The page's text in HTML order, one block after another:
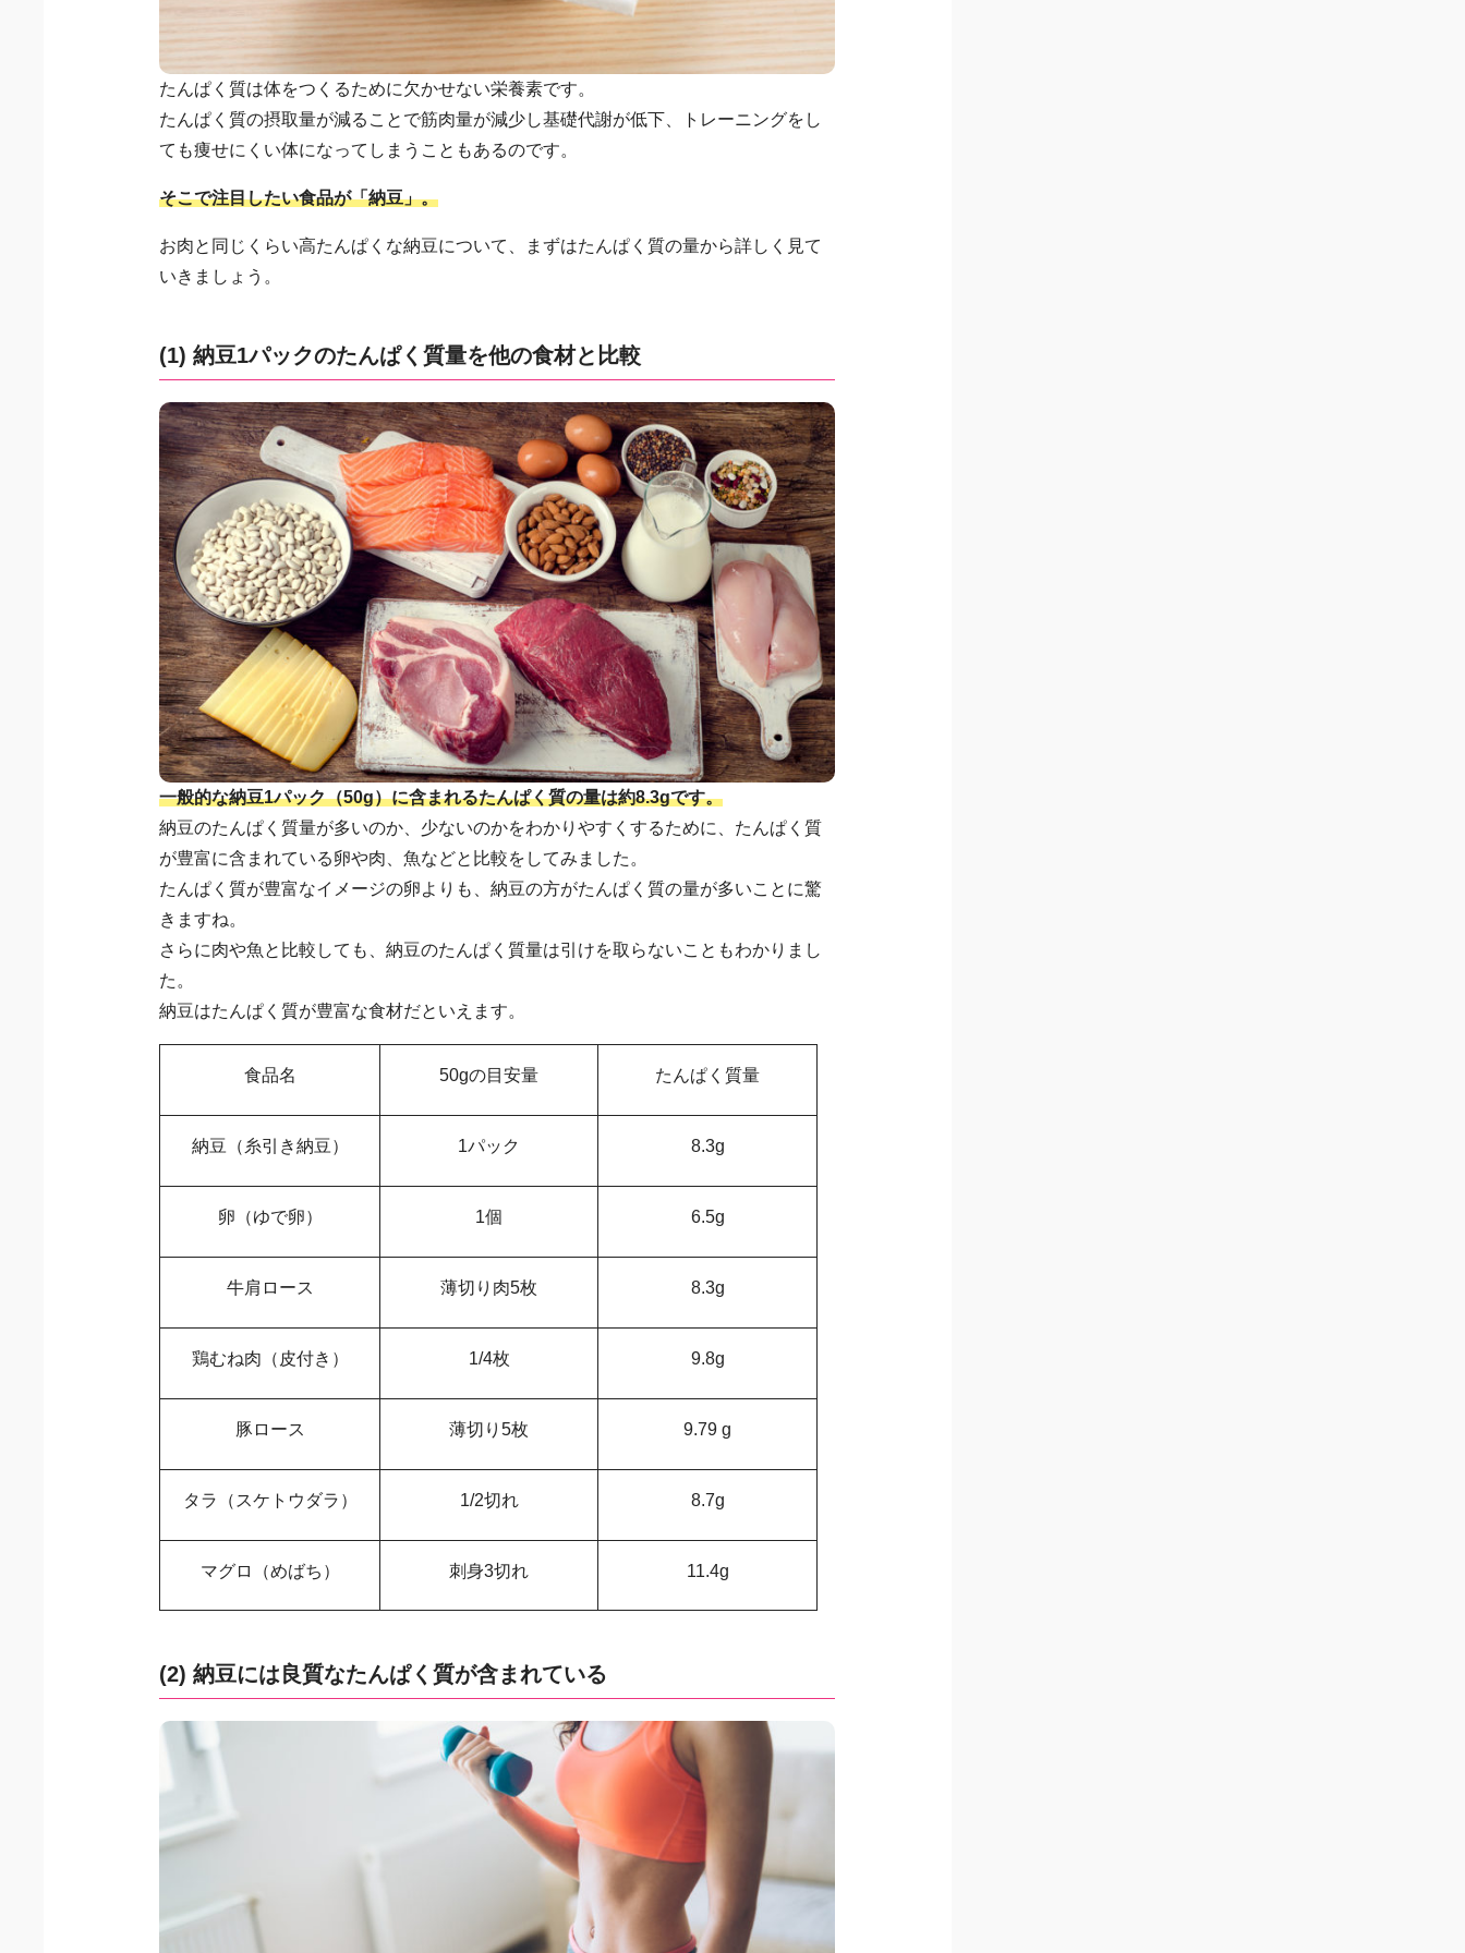
たんぱく質は体をつくるために欠かせない栄養素です。
たんぱく質の摂取量が減ることで筋肉量が減少し基礎代謝が低下、トレーニングをし
ても痩せにくい体になってしまうこともあるのです。
そこで注目したい食品が「納豆」。
お肉と同じくらい高たんぱくな納豆について、まずはたんぱく質の量から詳しく見て
いきましょう。
(1) 納豆1パックのたんぱく質量を他の食材と比較
一般的な納豆1パック（50g）に含まれるたんぱく質の量は約8.3gです。
納豆のたんぱく質量が多いのか、少ないのかをわかりやすくするために、たんぱく質
が豊富に含まれている卵や肉、魚などと比較をしてみました。
たんぱく質が豊富なイメージの卵よりも、納豆の方がたんぱく質の量が多いことに驚
きますね。
さらに肉や魚と比較しても、納豆のたんぱく質量は引けを取らないこともわかりまし
た。
納豆はたんぱく質が豊富な食材だといえます。
食品名 50gの目安量 たんぱく質量
納豆（糸引き納豆） 1パック 8.3g
卵（ゆで卵） 1個 6.5g
牛肩ロース 薄切り肉5枚 8.3g
鶏むね肉（皮付き） 1/4枚 9.8g
豚ロース 薄切り5枚 9.79 g
タラ（スケトウダラ） 1/2切れ 8.7g
マグロ（めばち） 刺身3切れ 11.4g
(2) 納豆には良質なたんぱく質が含まれている